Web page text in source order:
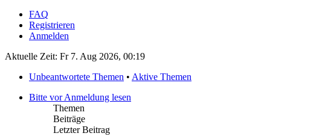
FAQ
Registrieren
Anmelden
Aktuelle Zeit: Fr 7. Aug 2026, 00:19
Unbeantwortete Themen • Aktive Themen
Bitte vor Anmeldung lesen
Themen
Beiträge
Letzter Beitrag